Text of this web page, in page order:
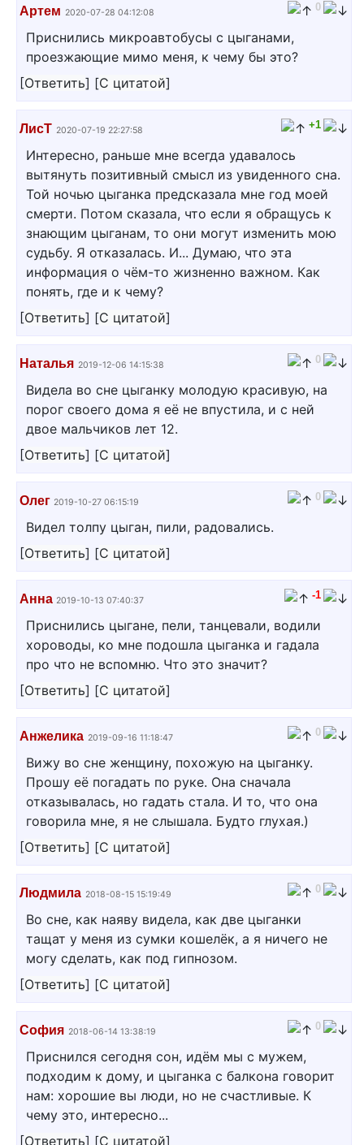
Артем 2020-07-28 04:12:08 0
Приснились микроавтобусы с цыганами,
проезжающие мимо меня, к чему бы это?
[Ответить] [С цитатой]
ЛисТ 2020-07-19 22:27:58 +1
Интересно, раньше мне всегда удавалось
вытянуть позитивный смысл из увиденного сна.
Той ночью цыганка предсказала мне год моей
смерти. Потом сказала, что если я обращусь к
знающим цыганам, то они могут изменить мою
судьбу. Я отказалась. И... Думаю, что эта
информация о чём-то жизненно важном. Как
понять, где и к чему?
[Ответить] [С цитатой]
Наталья 2019-12-06 14:15:38 0
Видела во сне цыганку молодую красивую, на
порог своего дома я её не впустила, и с ней
двое мальчиков лет 12.
[Ответить] [С цитатой]
Олег 2019-10-27 06:15:19 0
Видел толпу цыган, пили, радовались.
[Ответить] [С цитатой]
Анна 2019-10-13 07:40:37 -1
Приснились цыгане, пели, танцевали, водили
хороводы, ко мне подошла цыганка и гадала
про что не вспомню. Что это значит?
[Ответить] [С цитатой]
Анжелика 2019-09-16 11:18:47 0
Вижу во сне женщину, похожую на цыганку.
Прошу её погадать по руке. Она сначала
отказывалась, но гадать стала. И то, что она
говорила мне, я не слышала. Будто глухая.)
[Ответить] [С цитатой]
Людмила 2018-08-15 15:19:49 0
Во сне, как наяву видела, как две цыганки
тащат у меня из сумки кошелёк, а я ничего не
могу сделать, как под гипнозом.
[Ответить] [С цитатой]
София 2018-06-14 13:38:19 0
Приснился сегодня сон, идём мы с мужем,
подходим к дому, и цыганка с балкона говорит
нам: хорошие вы люди, но не счастливые. К
чему это, интересно...
[Ответить] [С цитатой]